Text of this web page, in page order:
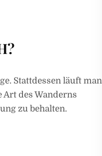
Stattdessen läuft man
Art des Wanderns
zu behalten.